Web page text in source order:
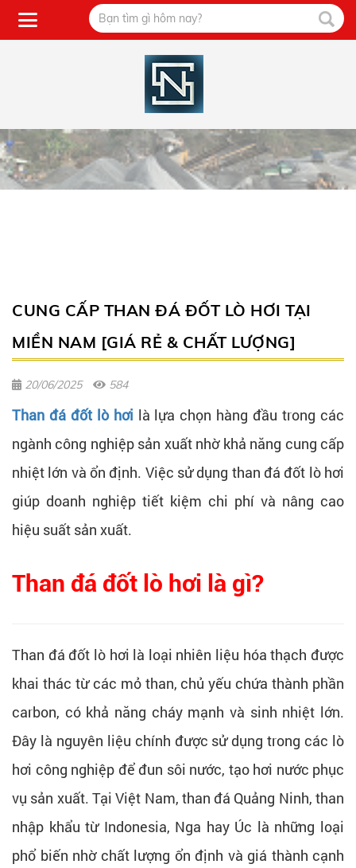
CUNG CẤP THAN ĐÁ ĐỐT LÒ HƠI TẠI
MIỀN NAM [GIÁ RẺ & CHẤT LƯỢNG]
20/06/2025 584
Than đá đốt lò hơi là lựa chọn hàng đầu trong các
ngành công nghiệp sản xuất nhờ khả năng cung cấp
nhiệt lớn và ổn định. Việc sử dụng than đá đốt lò hơi
giúp doanh nghiệp tiết kiệm chi phí và nâng cao
hiệu suất sản xuất.
Than đá đốt lò hơi là gì?
Than đá đốt lò hơi là loại nhiên liệu hóa thạch được
khai thác từ các mỏ than, chủ yếu chứa thành phần
carbon, có khả năng cháy mạnh và sinh nhiệt lớn.
Đây là nguyên liệu chính được sử dụng trong các lò
hơi công nghiệp để đun sôi nước, tạo hơi nước phục
vụ sản xuất. Tại Việt Nam, than đá Quảng Ninh, than
nhập khẩu từ Indonesia, Nga hay Úc là những loại
phổ biến nhờ chất lượng ổn định và giá thành cạnh